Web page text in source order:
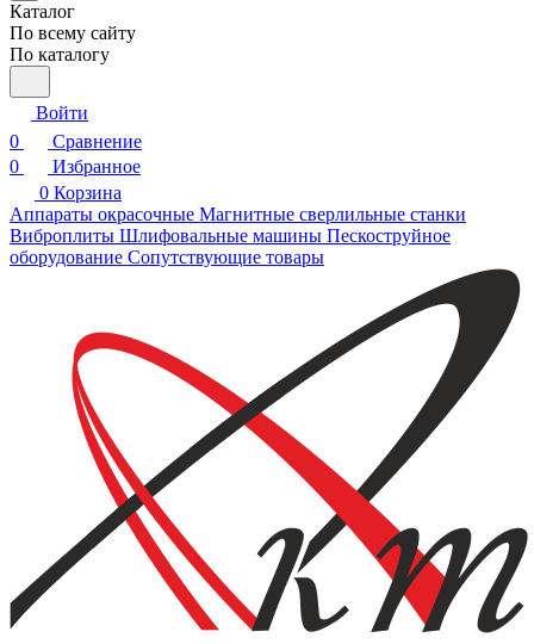
Каталог
По всему сайту
По каталогу
Войти
0
Сравнение
0
Избранное
0 Корзина
Аппараты окрасочные Магнитные сверлильные станки
Виброплиты Шлифовальные машины Пескоструйное
оборудование Сопутствующие товары